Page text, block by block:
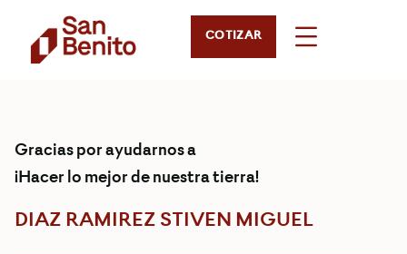
COTIZAR
Gracias por ayudarnos a
¡Hacer lo mejor de nuestra tierra!
DIAZ RAMIREZ STIVEN MIGUEL